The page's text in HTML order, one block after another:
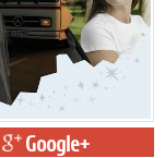
Google+